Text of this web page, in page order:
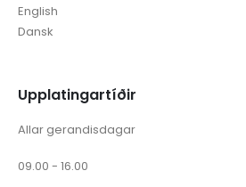
English
Dansk
Upplatingartíðir
Allar gerandisdagar
09.00 - 16.00